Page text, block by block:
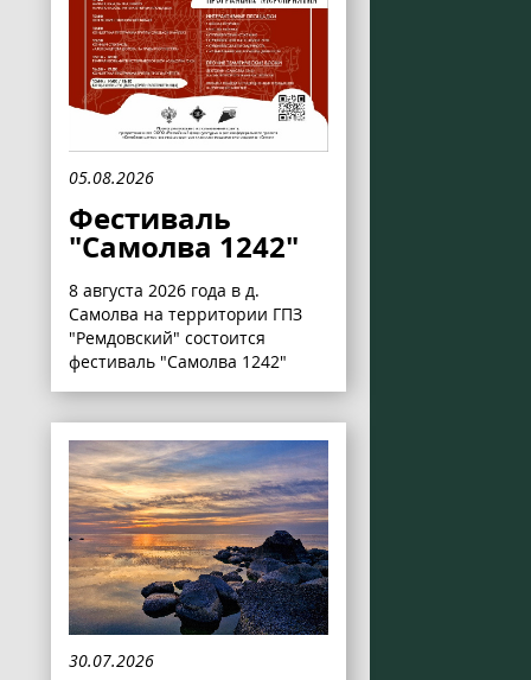
05.08.2026
Фестиваль
"Самолва 1242"
8 августа 2026 года в д.
Самолва на территории ГПЗ
"Ремдовский" состоится
фестиваль "Самолва 1242"
30.07.2026